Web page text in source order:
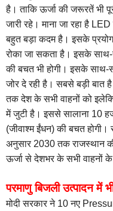
है। ताकि ऊर्जा की जरूरतें भी
जारी रहे। माना जा रहा है
बहुत बड़ा कदम है। इसके प्रयोग
रोका जा सकता है। इसके साथ-
की बचत भी होगी। इसके साथ-
जोर दे रही है। सबसे बड़ी बात
तक देश के सभी वाहनों को
में जुटी है। इससे सालाना 10
(जीवाश्म ईंधन) की बचत
अनुसार 2030 तक राजस्थान
ऊर्जा से देशभर के सभी वाहनों के
परमाणु बिजली उत्पादन में
मोदी सरकार ने 10 नए